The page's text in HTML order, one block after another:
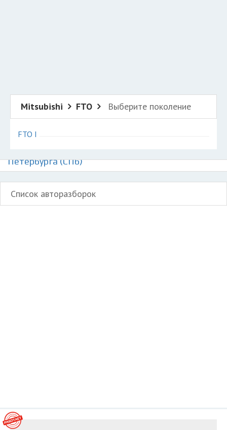
Mitsubishi FTO Выберите поколение
FTO I
Петербурга (СПб)
Список авторазборок